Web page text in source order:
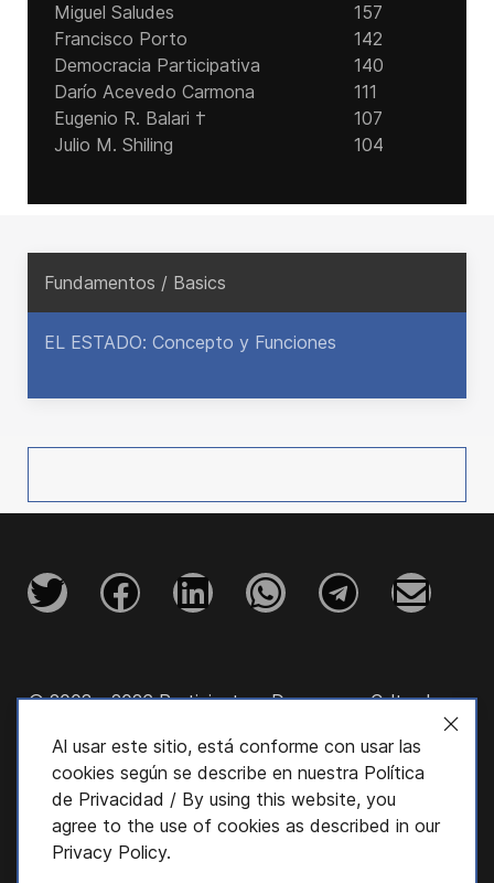
Miguel Saludes
157
Francisco Porto
142
Democracia Participativa
140
Darío Acevedo Carmona
111
Eugenio R. Balari †
107
Julio M. Shiling
104
Fundamentos / Basics
EL ESTADO: Concepto y Funciones
Al usar este sitio, está conforme con usar las
cookies según se describe en nuestra Política
de Privacidad / By using this website, you
agree to the use of cookies as described in our
Privacy Policy.
© 2003 - 2026 Participatory Democracy Cultural